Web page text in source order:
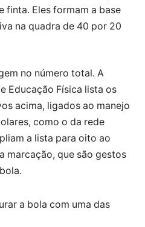
finta. Eles formam a base
na quadra de 40 por 20
no número total. A
Educação Física lista os
acima, ligados ao manejo
como o da rede
a lista para oito ao
marcação, que são gestos
a bola com uma das